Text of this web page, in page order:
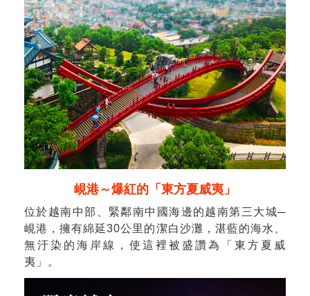
峴港～爆紅的「東方夏威夷」
位於越南中部、緊鄰南中國海邊的越南第三大城─
峴港，擁有綿延30公里的潔白沙灘，湛藍的海水、
無汙染的海岸線，使這裡被盛讚為「東方夏威
夷」。